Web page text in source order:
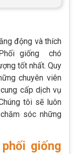
động và thích
giống chó
tốt nhất. Quy
chuyên viên
cấp dịch vụ
tôi sẽ luôn
sóc những
giống